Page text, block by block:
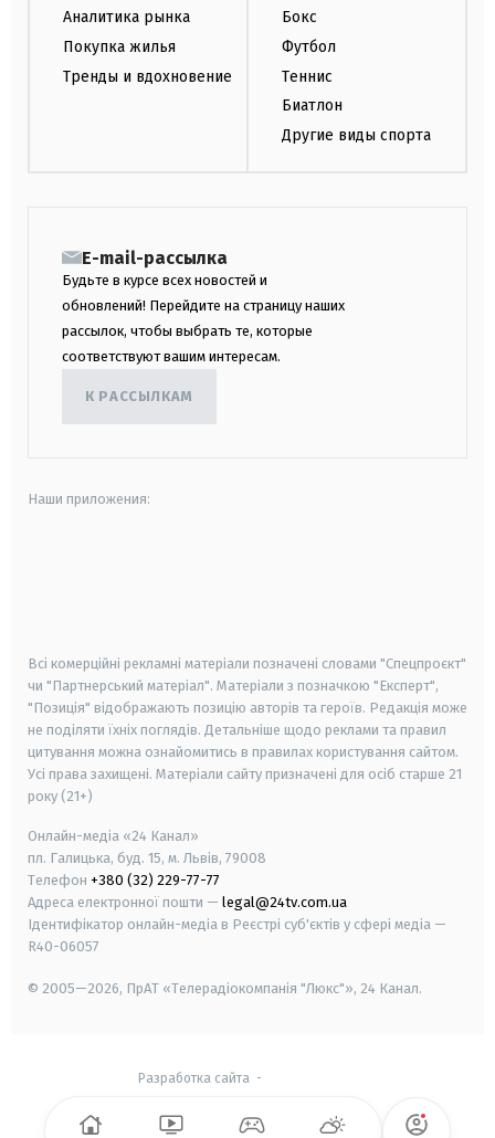
Аналитика рынка
Покупка жилья
Тренды и вдохновение
Бокс
Футбол
Теннис
Биатлон
Другие виды спорта
E-mail-рассылка
Будьте в курсе всех новостей и
обновлений! Перейдите на страницу наших
рассылок, чтобы выбрать те, которые
соответствуют вашим интересам.
К РАССЫЛКАМ
Наши приложения:
Всі комерційні рекламні матеріали позначені словами "Спецпроєкт"
чи "Партнерський матеріал". Матеріали з позначкою "Експерт",
"Позиція" відображають позицію авторів та героїв. Редакція може
не поділяти їхніх поглядів. Детальніше щодо реклами та правил
цитування можна ознайомитись в правилах користування сайтом.
Усі права захищені. Матеріали сайту призначені для осіб старше 21
року (21+)
Онлайн-медіа «24 Канал»
пл. Галицька, буд. 15, м. Львів, 79008
Телефон +380 (32) 229-77-77
Адреса електронної пошти — legal@24tv.com.ua
Ідентифікатор онлайн-медіа в Реєстрі суб'єктів у сфері медіа —
R40-06057
© 2005—2026, ПрАТ «Телерадіокомпанія "Люкс"», 24 Канал.
Разработка сайта -